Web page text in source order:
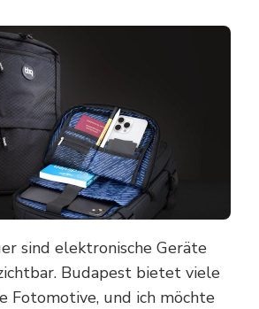
sind elektronische Geräte
Budapest bietet viele
Fotomotive, und ich möchte